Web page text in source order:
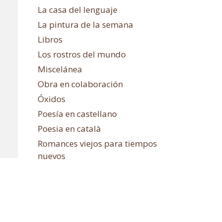
La casa del lenguaje
La pintura de la semana
Libros
Los rostros del mundo
Miscelánea
Obra en colaboración
Óxidos
Poesía en castellano
Poesia en català
Romances viejos para tiempos
nuevos